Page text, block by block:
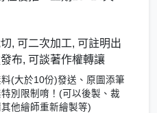
, 可二次加工, 可註明出
布, 可談著作權轉讓
(大於10份)發送、原圖添筆
別限制唷！(可以後製、裁
他繪師重新繪製等)